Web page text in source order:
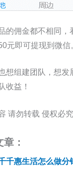
的佣金都不相同
元即可提现到微信
想组建团队，想
收益！
请勿转载 侵权必究
：
千惠生活怎么做分